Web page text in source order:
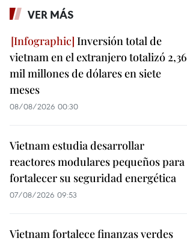
VER MÁS
Inversión total de
vietnam en el extranjero totalizó 2,36
mil millones de dólares en siete
meses
08/08/2026 00:30
Vietnam estudia desarrollar
reactores modulares pequeños para
fortalecer su seguridad energética
07/08/2026 09:53
Vietnam fortalece finanzas verdes